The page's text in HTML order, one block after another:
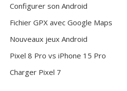
Configurer son Android
Fichier GPX avec Google Maps
Nouveaux jeux Android
Pixel 8 Pro vs iPhone 15 Pro
Charger Pixel 7